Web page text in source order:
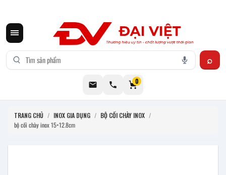
0
TRANG CHỦ / INOX GIA DỤNG / BỘ CỐI CHÀY INOX /
bộ cối chày inox 15×12.8cm